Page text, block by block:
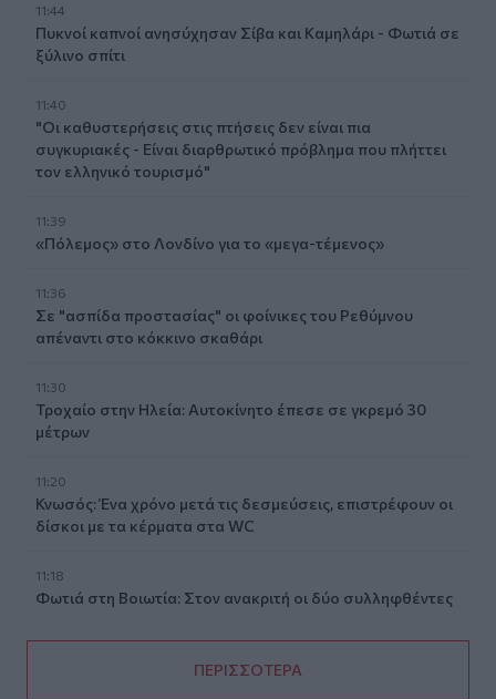
11:44
Πυκνοί καπνοί ανησύχησαν Σίβα και Καμηλάρι - Φωτιά σε
ξύλινο σπίτι
11:40
"Οι καθυστερήσεις στις πτήσεις δεν είναι πια
συγκυριακές - Είναι διαρθρωτικό πρόβλημα που πλήττει
τον ελληνικό τουρισμό"
11:39
«Πόλεμος» στο Λονδίνο για το «μεγα-τέμενος»
11:36
Σε "ασπίδα προστασίας" οι φοίνικες του Ρεθύμνου
απέναντι στο κόκκινο σκαθάρι
11:30
Τροχαίο στην Ηλεία: Αυτοκίνητο έπεσε σε γκρεμό 30
μέτρων
11:20
Κνωσός: Ένα χρόνο μετά τις δεσμεύσεις, επιστρέφουν οι
δίσκοι με τα κέρματα στα WC
11:18
Φωτιά στη Βοιωτία: Στον ανακριτή οι δύο συλληφθέντες
ΠΕΡΙΣΣΟΤΕΡΑ